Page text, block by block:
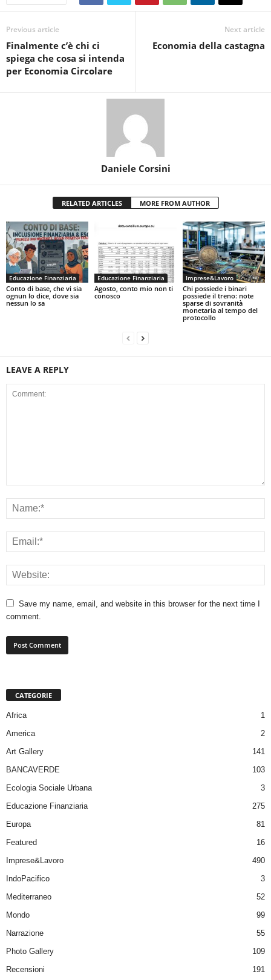
Previous article
Finalmente c’è chi ci
spiega che cosa si intenda
per Economia Circolare
Next article
Economia della castagna
Daniele Corsini
RELATED ARTICLES MORE FROM AUTHOR
Educazione Finanziaria
Conto di base, che vi sia
ognun lo dice, dove sia
nessun lo sa
Educazione Finanziaria
Agosto, conto mio non ti
conosco
Imprese&Lavoro
Chi possiede i binari
possiede il treno: note
sparse di sovranità
monetaria al tempo del
protocollo
LEAVE A REPLY
Save my name, email, and website in this browser for the next time I
comment.
CATEGORIE
Africa
1
America
2
Art Gallery
141
BANCAVERDE
103
Ecologia Sociale Urbana
3
Educazione Finanziaria
275
Europa
81
Featured
16
Imprese&Lavoro
490
IndoPacifico
3
Mediterraneo
52
Mondo
99
Narrazione
55
Photo Gallery
109
Recensioni
191